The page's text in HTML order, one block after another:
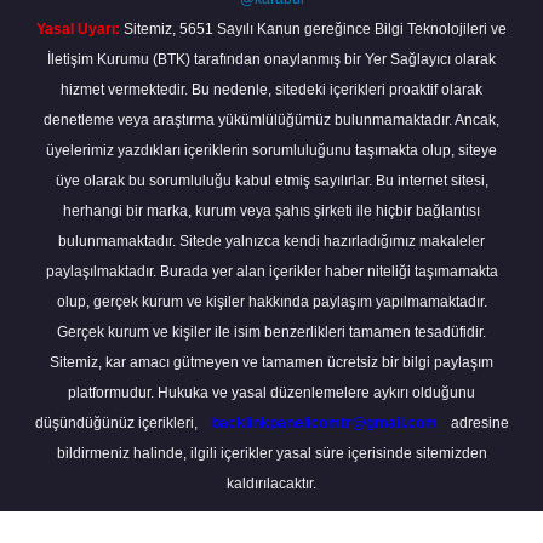
Yasal Uyarı: Sitemiz, 5651 Sayılı Kanun gereğince Bilgi Teknolojileri ve
İletişim Kurumu (BTK) tarafından onaylanmış bir Yer Sağlayıcı olarak
hizmet vermektedir. Bu nedenle, sitedeki içerikleri proaktif olarak
denetleme veya araştırma yükümlülüğümüz bulunmamaktadır. Ancak,
üyelerimiz yazdıkları içeriklerin sorumluluğunu taşımakta olup, siteye
üye olarak bu sorumluluğu kabul etmiş sayılırlar. Bu internet sitesi,
herhangi bir marka, kurum veya şahıs şirketi ile hiçbir bağlantısı
bulunmamaktadır. Sitede yalnızca kendi hazırladığımız makaleler
paylaşılmaktadır. Burada yer alan içerikler haber niteliği taşımamakta
olup, gerçek kurum ve kişiler hakkında paylaşım yapılmamaktadır.
Gerçek kurum ve kişiler ile isim benzerlikleri tamamen tesadüfidir.
Sitemiz, kar amacı gütmeyen ve tamamen ücretsiz bir bilgi paylaşım
platformudur. Hukuka ve yasal düzenlemelere aykırı olduğunu
düşündüğünüz içerikleri,
backlinkpanelicomtr@gmail.com
adresine
bildirmeniz halinde, ilgili içerikler yasal süre içerisinde sitemizden
kaldırılacaktır.